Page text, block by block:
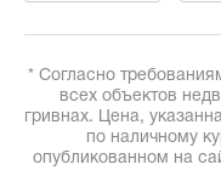
* Согласно
всех объектов
гривнах. Цена,
по наличному
опубликованном на